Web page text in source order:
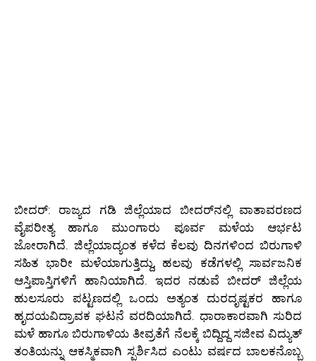
ಬೀದರ್: ರಾಜ್ಯದ ಗಡಿ ಜಿಲ್ಲೆಯಾದ ಬೀದರ್‌ನಲ್ಲಿ ವಾತಾವರಣದ
ವೈಪರೀತ್ಯ ಹಾಗೂ ಮುಂಗಾರು ಪೂರ್ವ ಮಳೆಯ ಆರ್ಭಟ
ಜೋರಾಗಿದೆ. ಜಿಲ್ಲೆಯಾದ್ಯಂತ ಕಳೆದ ಕೆಲವು ದಿನಗಳಿಂದ ಬಿರುಗಾಳಿ
ಸಹಿತ ಭಾರೀ ಮಳೆಯಾಗುತ್ತಿದ್ದು, ಹಲವು ಕಡೆಗಳಲ್ಲಿ ಸಾರ್ವಜನಿಕ
ಆಸ್ತಿಪಾಸ್ತಿಗಳಿಗೆ ಹಾನಿಯಾಗಿದೆ. ಇದರ ನಡುವೆ ಬೀದರ್ ಜಿಲ್ಲೆಯ
ಹುಲಸೂರು ಪಟ್ಟಣದಲ್ಲಿ ಒಂದು ಅತ್ಯಂತ ದುರದೃಷ್ಟಕರ ಹಾಗೂ
ಹೃದಯವಿದ್ರಾವಕ ಘಟನೆ ವರದಿಯಾಗಿದೆ. ಧಾರಾಕಾರವಾಗಿ ಸುರಿದ
ಮಳೆ ಹಾಗೂ ಬಿರುಗಾಳಿಯ ತೀವ್ರತೆಗೆ ನೆಲಕ್ಕೆ ಬಿದ್ದಿದ್ದ ಸಜೀವ ವಿದ್ಯುತ್
ತಂತಿಯನ್ನು ಆಕಸ್ಮಿಕವಾಗಿ ಸ್ಪರ್ಶಿಸಿದ ಎಂಟು ವರ್ಷದ ಬಾಲಕನೊಬ್ಬ